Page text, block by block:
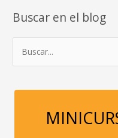
SANAR.
Buscar en el blog
c